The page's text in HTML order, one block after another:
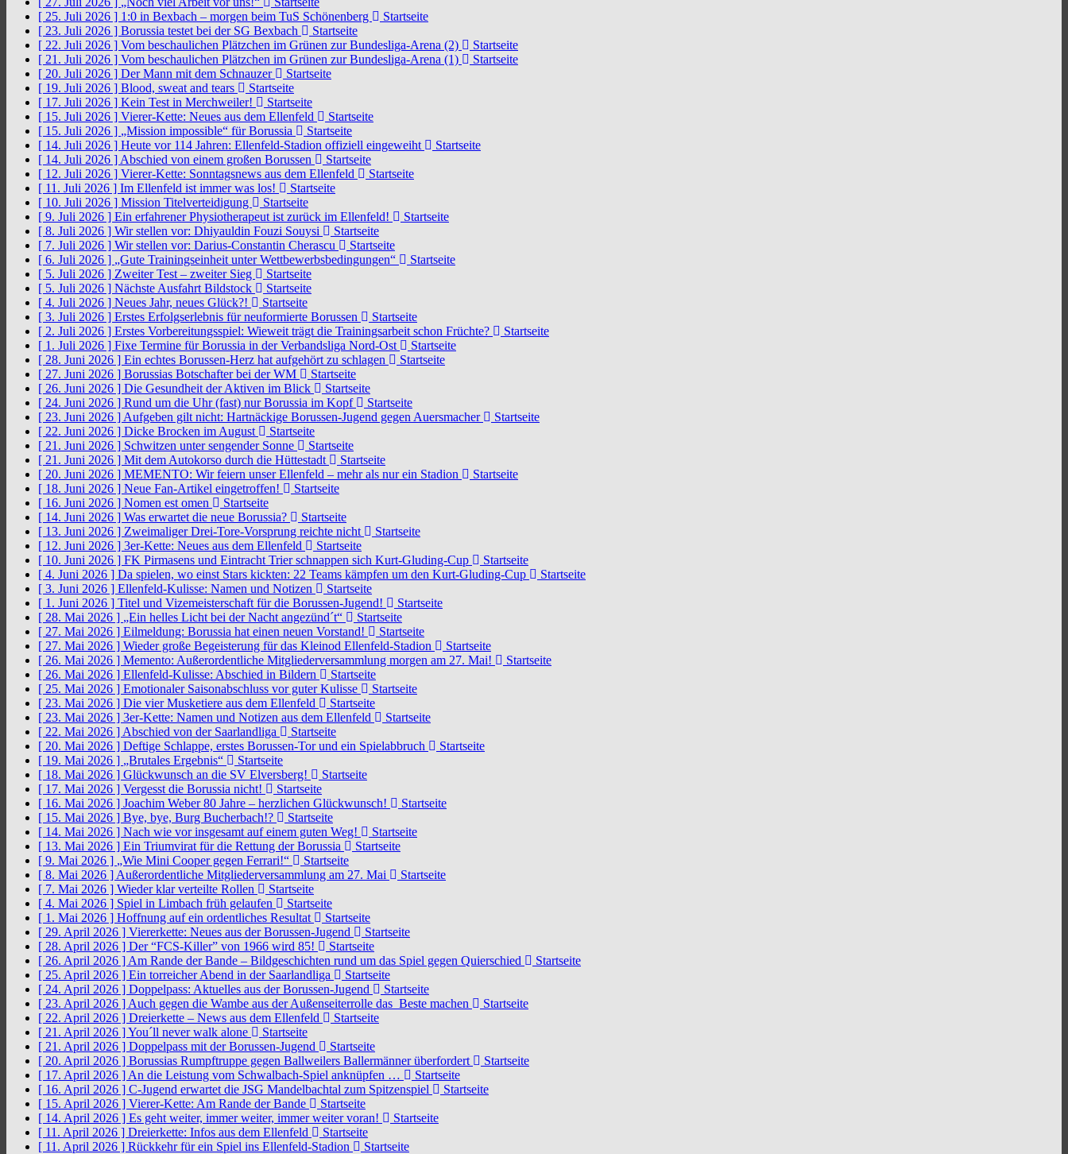
[ 25. Juli 2026 ] 1:0 in Bexbach – morgen beim TuS Schönenberg
Startseite
[ 23. Juli 2026 ] Borussia testet bei der SG Bexbach
Startseite
[ 22. Juli 2026 ] Vom beschaulichen Plätzchen im Grünen zur Bundesliga-Arena (2)
Startseite
[ 21. Juli 2026 ] Vom beschaulichen Plätzchen im Grünen zur Bundesliga-Arena (1)
Startseite
[ 20. Juli 2026 ] Der Mann mit dem Schnauzer
Startseite
[ 19. Juli 2026 ] Blood, sweat and tears
Startseite
[ 17. Juli 2026 ] Kein Test in Merchweiler!
Startseite
[ 15. Juli 2026 ] Vierer-Kette: Neues aus dem Ellenfeld
Startseite
[ 15. Juli 2026 ] „Mission impossible“ für Borussia
Startseite
[ 14. Juli 2026 ] Heute vor 114 Jahren: Ellenfeld-Stadion offiziell eingeweiht
Startseite
[ 14. Juli 2026 ] Abschied von einem großen Borussen
Startseite
[ 12. Juli 2026 ] Vierer-Kette: Sonntagsnews aus dem Ellenfeld
Startseite
[ 11. Juli 2026 ] Im Ellenfeld ist immer was los!
Startseite
[ 10. Juli 2026 ] Mission Titelverteidigung
Startseite
[ 9. Juli 2026 ] Ein erfahrener Physiotherapeut ist zurück im Ellenfeld!
Startseite
[ 8. Juli 2026 ] Wir stellen vor: Dhiyauldin Fouzi Souysi
Startseite
[ 7. Juli 2026 ] Wir stellen vor: Darius-Constantin Cherascu
Startseite
[ 6. Juli 2026 ] „Gute Trainingseinheit unter Wettbewerbsbedingungen“
Startseite
[ 5. Juli 2026 ] Zweiter Test – zweiter Sieg
Startseite
[ 5. Juli 2026 ] Nächste Ausfahrt Bildstock
Startseite
[ 4. Juli 2026 ] Neues Jahr, neues Glück?!
Startseite
[ 3. Juli 2026 ] Erstes Erfolgserlebnis für neuformierte Borussen
Startseite
[ 2. Juli 2026 ] Erstes Vorbereitungsspiel: Wieweit trägt die Trainingsarbeit schon Früchte?
Startseite
[ 1. Juli 2026 ] Fixe Termine für Borussia in der Verbandsliga Nord-Ost
Startseite
[ 28. Juni 2026 ] Ein echtes Borussen-Herz hat aufgehört zu schlagen
Startseite
[ 27. Juni 2026 ] Borussias Botschafter bei der WM
Startseite
[ 26. Juni 2026 ] Die Gesundheit der Aktiven im Blick
Startseite
[ 24. Juni 2026 ] Rund um die Uhr (fast) nur Borussia im Kopf
Startseite
[ 23. Juni 2026 ] Aufgeben gilt nicht: Hartnäckige Borussen-Jugend gegen Auersmacher
Startseite
[ 22. Juni 2026 ] Dicke Brocken im August
Startseite
[ 21. Juni 2026 ] Schwitzen unter sengender Sonne
Startseite
[ 21. Juni 2026 ] Mit dem Autokorso durch die Hüttestadt
Startseite
[ 20. Juni 2026 ] MEMENTO: Wir feiern unser Ellenfeld – mehr als nur ein Stadion
Startseite
[ 18. Juni 2026 ] Neue Fan-Artikel eingetroffen!
Startseite
[ 16. Juni 2026 ] Nomen est omen
Startseite
[ 14. Juni 2026 ] Was erwartet die neue Borussia?
Startseite
[ 13. Juni 2026 ] Zweimaliger Drei-Tore-Vorsprung reichte nicht
Startseite
[ 12. Juni 2026 ] 3er-Kette: Neues aus dem Ellenfeld
Startseite
[ 10. Juni 2026 ] FK Pirmasens und Eintracht Trier schnappen sich Kurt-Gluding-Cup
Startseite
[ 4. Juni 2026 ] Da spielen, wo einst Stars kickten: 22 Teams kämpfen um den Kurt-Gluding-Cup
Startseite
[ 3. Juni 2026 ] Ellenfeld-Kulisse: Namen und Notizen
Startseite
[ 1. Juni 2026 ] Titel und Vizemeisterschaft für die Borussen-Jugend!
Startseite
[ 28. Mai 2026 ] „Ein helles Licht bei der Nacht angezünd´t“
Startseite
[ 27. Mai 2026 ] Eilmeldung: Borussia hat einen neuen Vorstand!
Startseite
[ 27. Mai 2026 ] Wieder große Begeisterung für das Kleinod Ellenfeld-Stadion
Startseite
[ 26. Mai 2026 ] Memento: Außerordentliche Mitgliederversammlung morgen am 27. Mai!
Startseite
[ 26. Mai 2026 ] Ellenfeld-Kulisse: Abschied in Bildern
Startseite
[ 25. Mai 2026 ] Emotionaler Saisonabschluss vor guter Kulisse
Startseite
[ 23. Mai 2026 ] Die vier Musketiere aus dem Ellenfeld
Startseite
[ 23. Mai 2026 ] 3er-Kette: Namen und Notizen aus dem Ellenfeld
Startseite
[ 22. Mai 2026 ] Abschied von der Saarlandliga
Startseite
[ 20. Mai 2026 ] Deftige Schlappe, erstes Borussen-Tor und ein Spielabbruch
Startseite
[ 19. Mai 2026 ] „Brutales Ergebnis“
Startseite
[ 18. Mai 2026 ] Glückwunsch an die SV Elversberg!
Startseite
[ 17. Mai 2026 ] Vergesst die Borussia nicht!
Startseite
[ 16. Mai 2026 ] Joachim Weber 80 Jahre – herzlichen Glückwunsch!
Startseite
[ 15. Mai 2026 ] Bye, bye, Burg Bucherbach!?
Startseite
[ 14. Mai 2026 ] Nach wie vor insgesamt auf einem guten Weg!
Startseite
[ 13. Mai 2026 ] Ein Triumvirat für die Rettung der Borussia
Startseite
[ 9. Mai 2026 ] „Wie Mini Cooper gegen Ferrari!“
Startseite
[ 8. Mai 2026 ] Außerordentliche Mitgliederversammlung am 27. Mai
Startseite
[ 7. Mai 2026 ] Wieder klar verteilte Rollen
Startseite
[ 4. Mai 2026 ] Spiel in Limbach früh gelaufen
Startseite
[ 1. Mai 2026 ] Hoffnung auf ein ordentliches Resultat
Startseite
[ 29. April 2026 ] Viererkette: Neues aus der Borussen-Jugend
Startseite
[ 28. April 2026 ] Der “FCS-Killer” von 1966 wird 85!
Startseite
[ 26. April 2026 ] Am Rande der Bande – Bildgeschichten rund um das Spiel gegen Quierschied
Startseite
[ 25. April 2026 ] Ein torreicher Abend in der Saarlandliga
Startseite
[ 24. April 2026 ] Doppelpass: Aktuelles aus der Borussen-Jugend
Startseite
[ 23. April 2026 ] Auch gegen die Wambe aus der Außenseiterrolle das Beste machen
Startseite
[ 22. April 2026 ] Dreierkette – News aus dem Ellenfeld
Startseite
[ 21. April 2026 ]You´ll never walk alone
Startseite
[ 21. April 2026 ] Doppelpass mit der Borussen-Jugend
Startseite
[ 20. April 2026 ] Borussias Rumpftruppe gegen Ballweilers Ballermänner überfordert
Startseite
[ 17. April 2026 ] An die Leistung vom Schwalbach-Spiel anknüpfen …
Startseite
[ 16. April 2026 ] C-Jugend erwartet die JSG Mandelbachtal zum Spitzenspiel
Startseite
[ 15. April 2026 ] Vierer-Kette: Am Rande der Bande
Startseite
[ 14. April 2026 ] Es geht weiter, immer weiter, immer weiter voran!
Startseite
[ 11. April 2026 ] Dreierkette: Infos aus dem Ellenfeld
Startseite
[ 11. April 2026 ] Rückkehr für ein Spiel ins Ellenfeld-Stadion
Startseite